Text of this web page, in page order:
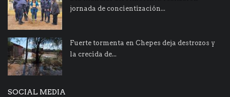
jornada de concientización...
Fuerte tormenta en Chepes deja destrozos y
la crecida de...
SOCIAL MEDIA